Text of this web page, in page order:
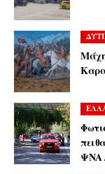
Μάχη
ΨΝΑ